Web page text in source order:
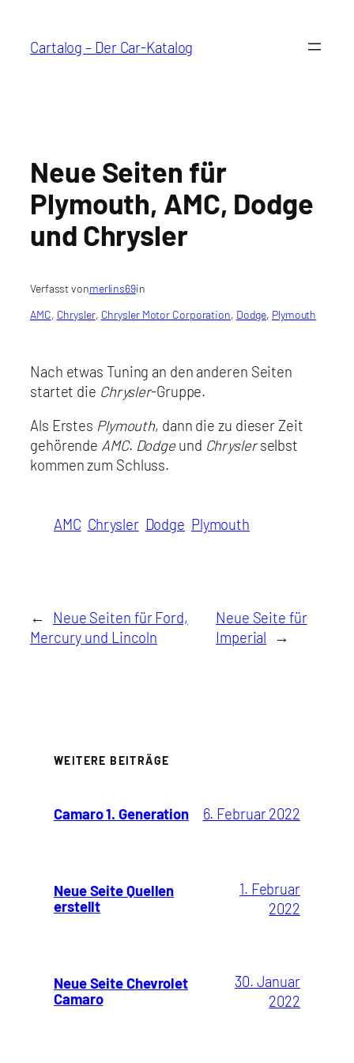
springen
Cartalog – Der Car-Katalog
Neue Seiten für
Plymouth, AMC, Dodge
und Chrysler
Verfasst vonmerlins69in
AMC, Chrysler, Chrysler Motor Corporation, Dodge, Plymouth
Nach etwas Tuning an den anderen Seiten
startet die Chrysler-Gruppe.
Als Erstes Plymouth, dann die zu dieser Zeit
gehörende AMC. Dodge und Chryslerselbst
kommen zum Schluss.
AMC Chrysler Dodge Plymouth
←
Neue Seiten für Ford,
Mercury und Lincoln
Neue Seite für
Imperial
→
WEITERE BEITRÄGE
Camaro 1. Generation 6. Februar 2022
Neue Seite Quellen
erstellt
1. Februar
2022
Neue Seite Chevrolet
Camaro
30. Januar
2022